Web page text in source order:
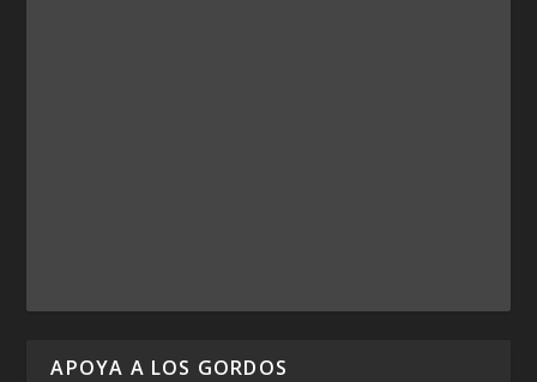
APOYA A LOS GORDOS